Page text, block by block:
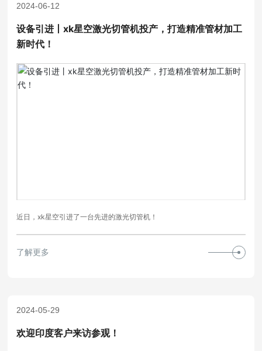
2024-06-12
设备引进丨xk星空激光切管机投产，打造精准管材加工
新时代！
近日，xk星空引进了一台先进的激光切管机！
了解更多
2024-05-29
欢迎印度客户来访参观！